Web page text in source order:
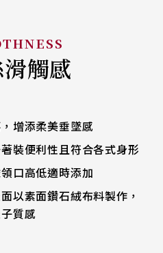
觸感
增添柔美垂墜感
裝便利性且符合各式身形
口高低適時添加
以素面鑽石絨布料製作，
質感